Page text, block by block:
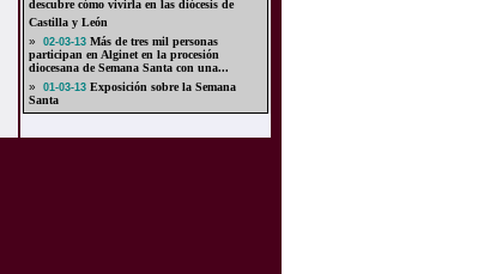
descubre cómo vivirla en las diócesis de
Castilla y León
»
02-03-13Más de tres mil personas
participan en Alginet en la procesión
diocesana de Semana Santa con una...
»
01-03-13Exposición sobre la Semana
Santa